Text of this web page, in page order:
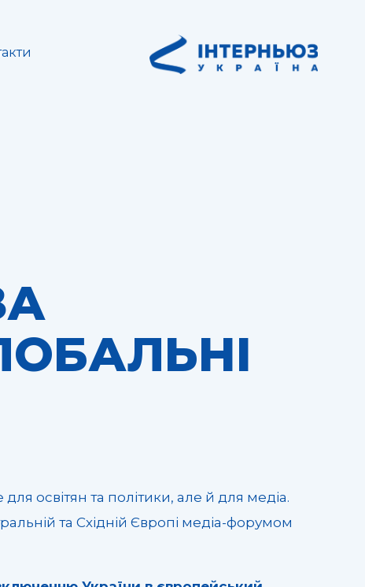
освітян та політики, але й для медіа.
та Східній Європі медіа-форумом